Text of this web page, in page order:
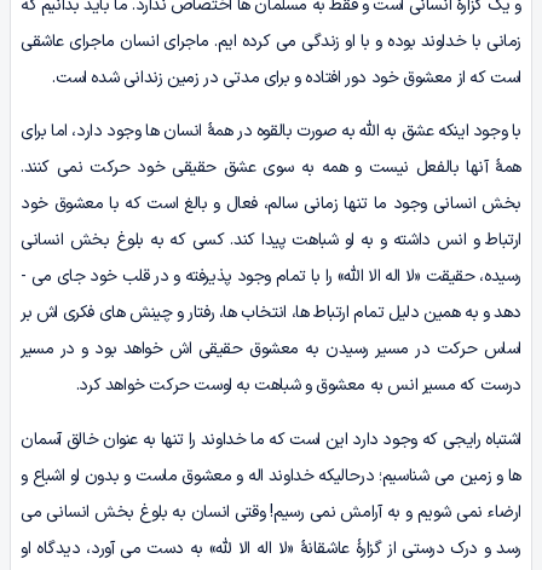
و یک گزارۀ انسانی است و فقط به مسلمان ها اختصاص ندارد. ما باید بدانیم که
زمانی با خداوند بوده و با او زندگی می‌ کرده‌ ایم. ماجرای انسان ماجرای عاشقی
است که از معشوق خود دور افتاده و برای مدتی در زمین زندانی شده است.
با وجود اینکه عشق به الله به صورت بالقوه در همۀ انسان ­ها وجود دارد، اما برای
همۀ آن­ها بالفعل نیست و همه به سوی عشق حقیقی خود حرکت نمی کنند.
بخش انسانی وجود ما تنها زمانی سالم، فعال و بالغ است که با معشوق خود
ارتباط و انس داشته و به او شباهت پیدا کند. کسی که به بلوغ بخش انسانی
رسیده، حقیقت «لا اله الا الله» را با تمام وجود پذیرفته و در قلب خود جای می ­
دهد و به همین دلیل تمام ارتباط­ ها، انتخاب ها، رفتار و چینش ­های فکری ­اش بر
اساس حرکت در مسیر رسیدن به معشوق حقیقی ­اش خواهد بود و در مسیر
درست که مسیر انس به معشوق و شباهت به اوست حرکت خواهد کرد.
اشتباه رایجی که وجود دارد این است که ما خداوند را تنها به عنوان خالق آسمان
­ها و زمین می­ شناسیم؛ درحالی­که خداوند اله و معشوق ماست و بدون او اشباع و
ارضاء نمی ­شویم و به آرامش نمی­ رسیم! وقتی انسان به بلوغ بخش انسانی می
رسد و درک درستی از گزارۀ عاشقانۀ «لا اله­ الا لله» به دست می‌ آورد، دیدگاه او